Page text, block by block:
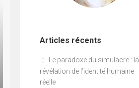
Articles récents
Le paradoxe du simulacre : la
révélation de l’identité humaine
réelle